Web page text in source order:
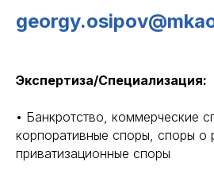
Экспертиза/Специализация:
• Банкротство, коммерческие
корпоративные споры, споры о
приватизационные споры